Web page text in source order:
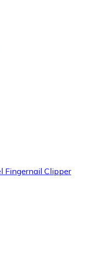
Fingernail Clipper